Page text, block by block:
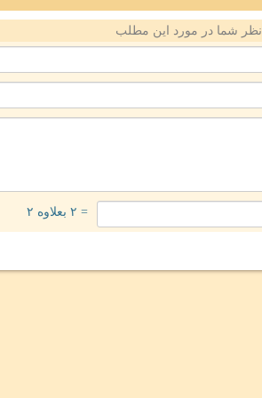
نظر شما در مورد این مطلب
= ۲ بعلاوه ۲